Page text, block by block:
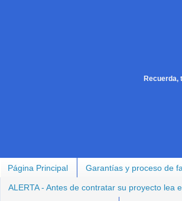
Recuerda,
Página Principal Garantías y proceso de
ALERTA - Antes de contratar su proyecto lea